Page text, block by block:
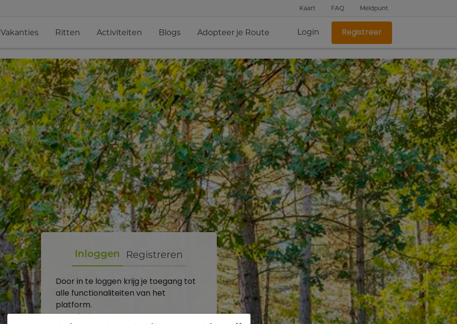
Kaart FAQ Meldpunt
Vakanties Ritten Activiteiten Blogs Adopteer je Route Login Registreer
Inloggen Registreren
Door in te loggen krijg je toegang tot
alle functionaliteiten van het
platform.